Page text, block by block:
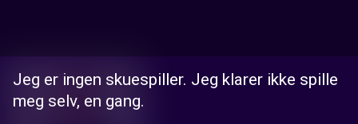
Jeg er ingen skuespiller. Jeg klarer ikke spille
meg selv, en gang.